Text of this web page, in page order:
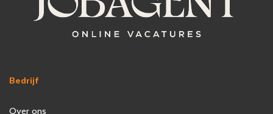
Bedrijf
Over ons